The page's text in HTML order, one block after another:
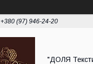
+380 (97) 946-24-20
"ДОЛЯ